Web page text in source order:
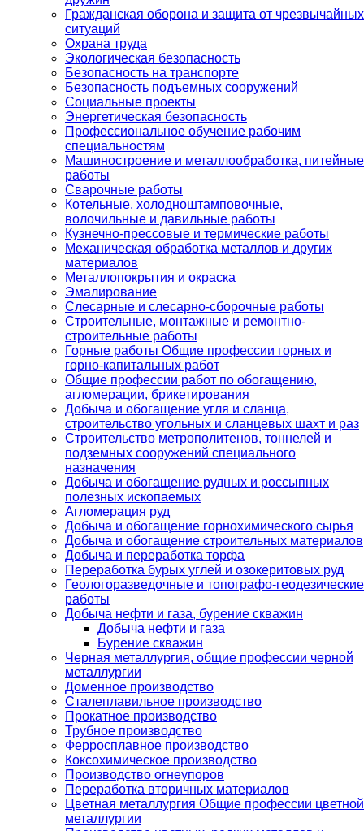
Гражданская оборона и защита от чрезвычайных
ситуаций
Охрана труда
Экологическая безопасность
Безопасность на транспорте
Безопасность подъемных сооружений
Социальные проекты
Энергетическая безопасность
Профессиональное обучение рабочим
специальностям
Машиностроение и металлообработка, питейные
работы
Сварочные работы
Котельные, холодноштамповочные,
волочильные и давильные работы
Кузнечно-прессовые и термические работы
Механическая обработка металлов и других
материалов
Металлопокрытия и окраска
Эмалирование
Слесарные и слесарно-сборочные работы
Строительные, монтажные и ремонтно-
строительные работы
Горные работы Общие профессии горных и
горно-капитальных работ
Общие профессии работ по обогащению,
агломерации, брикетирования
Добыча и обогащение угля и сланца,
строительство угольных и сланцевых шахт и раз
Строительство метрополитенов, тоннелей и
подземных сооружений специального
назначения
Добыча и обогащение рудных и россыпных
полезных ископаемых
Агломерация руд
Добыча и обогащение горнохимического сырья
Добыча и обогащение строительных материалов
Добыча и переработка торфа
Переработка бурых углей и озокеритовых руд
Геологоразведочные и топографо-геодезические
работы
Добыча нефти и газа, бурение скважин
Добыча нефти и газа
Бурение скважин
Черная металлургия, общие профессии черной
металлургии
Доменное производство
Сталеплавильное производство
Прокатное производство
Трубное производство
Ферросплавное производство
Коксохимическое производство
Производство огнеупоров
Переработка вторичных материалов
Цветная металлургия Общие профессии цветной
металлургии